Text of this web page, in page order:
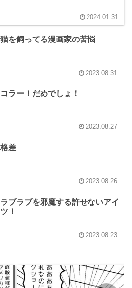
2024.01.31
猫を飼ってる漫画家の苦悩
2023.08.31
コラー！だめでしょ！
2023.08.27
格差
2023.08.26
ラブラブを邪魔する許せないアイ
ツ！
2023.08.23